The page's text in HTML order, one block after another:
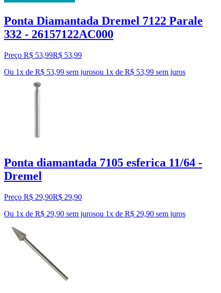
Ponta Diamantada Dremel 7122 Parale
332 - 26157122AC000
Preço R$ 53,99R$ 53,99
Ou 1x de R$ 53,99 sem jurosou 1x de R$ 53,99 sem juros
Ponta diamantada 7105 esferica 11/64 -
Dremel
Preço R$ 29,90R$ 29,90
Ou 1x de R$ 29,90 sem jurosou 1x de R$ 29,90 sem juros